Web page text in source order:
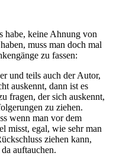
habe, keine Ahnung von
muss man doch mal
zu fassen:
und teils auch der Autor,
auskennt, dann ist es
fragen, der sich auskennt,
zu ziehen.
wenn man vor dem
misst, egal, wie sehr man
ziehen kann,
auftauchen.